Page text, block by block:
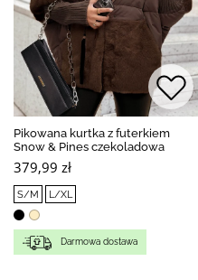
Pikowana kurtka z futerkiem
Snow & Pines czekoladowa
379,99 zł
S/M L/XL
Darmowa dostawa